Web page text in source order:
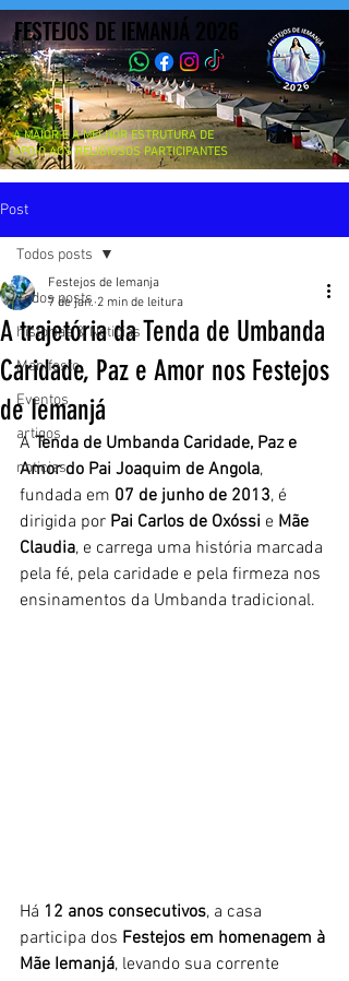
FESTEJOS DE IEMANJÁ 2026
FESTEJOS DE IEMANJÁ 2026
A MAIOR E A MELHOR ESTRUTURA DE
APOIO AOS RELIGIOSOS PARTICIPANTES
Post
Todos posts
historias & Noticias
Manifesto
Eventos
artigos
noticias
Todos posts
A trajetória da Tenda de Umbanda
Caridade, Paz e Amor nos Festejos
de Iemanjá
Festejos de Iemanja
7 de jan. 2 min de leitura
A Tenda de Umbanda Caridade, Paz e
Amor do Pai Joaquim de Angola,
fundada em 07 de junho de 2013, é
dirigida por Pai Carlos de Oxóssi e Mãe
Claudia, e carrega uma história marcada
pela fé, pela caridade e pela firmeza nos
ensinamentos da Umbanda tradicional.
Há 12 anos consecutivos, a casa
participa dos Festejos em homenagem à
Mãe Iemanjá, levando sua corrente